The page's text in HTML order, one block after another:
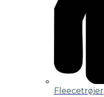
Fleecetrøjer